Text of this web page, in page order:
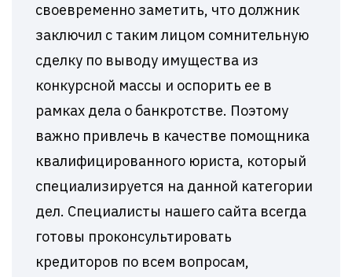
своевременно заметить, что должник
заключил с таким лицом сомнительную
сделку по выводу имущества из
конкурсной массы и оспорить ее в
рамках дела о банкротстве. Поэтому
важно привлечь в качестве помощника
квалифицированного юриста, который
специализируется на данной категории
дел. Специалисты нашего сайта всегда
готовы проконсультировать
кредиторов по всем вопросам,